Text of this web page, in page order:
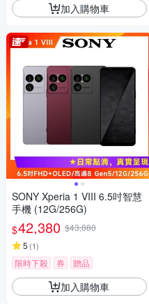
加入購物車
SONY Xperia 1 VIII 6.5吋智慧
手機 (12G/256G)
$42,380 $43,880
5 (1)
限時下殺 券 贈品
加入購物車